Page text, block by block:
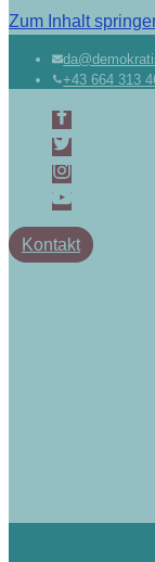
Zum Inhalt
+43 664 313
Kontakt